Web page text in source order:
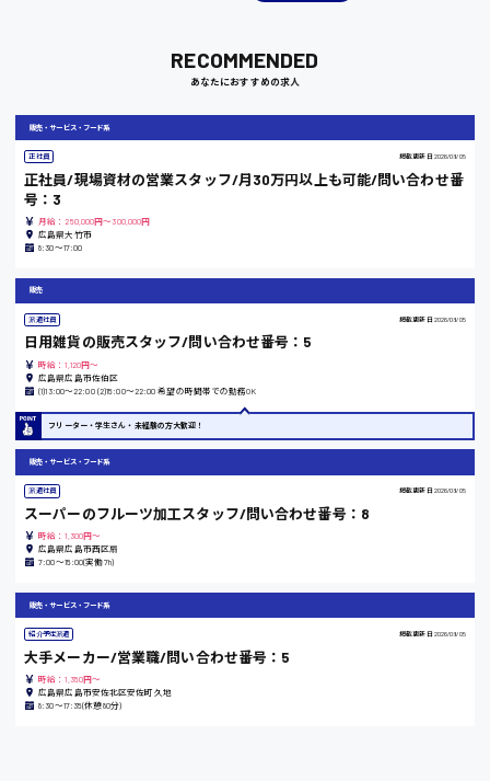
竹原市
熊本県
香川県
愛知県
時給1300円〜
時給1200円〜
時給1100円〜
RECOMMENDED
あなたにおすすめの求人
販売・サービス・フード系
正社員 掲載更新日 2026/08/05
正社員/現場資材の営業スタッフ/月30万円以上も可能/問い合わせ番
号：3
月給：250,000円～300,000円
広島県大竹市
8:30〜17:00
販売
派遣社員 掲載更新日 2026/08/05
日用雑貨の販売スタッフ/問い合わせ番号：5
時給：1,120円～
広島県広島市佐伯区
(1)13:00〜22:00 (2)15:00〜22:00 希望の時間帯での勤務OK
フリーター・学生さん・未経験の方大歓迎！
販売・サービス・フード系
派遣社員 掲載更新日 2026/08/05
スーパーのフルーツ加工スタッフ/問い合わせ番号：8
時給：1,300円～
広島県広島市西区扇
7:00〜15:00(実働7h)
販売・サービス・フード系
紹介予定派遣 掲載更新日 2026/08/05
大手メーカー/営業職/問い合わせ番号：5
時給：1,350円～
広島県広島市安佐北区安佐町久地
8:30〜17:35(休憩80分)